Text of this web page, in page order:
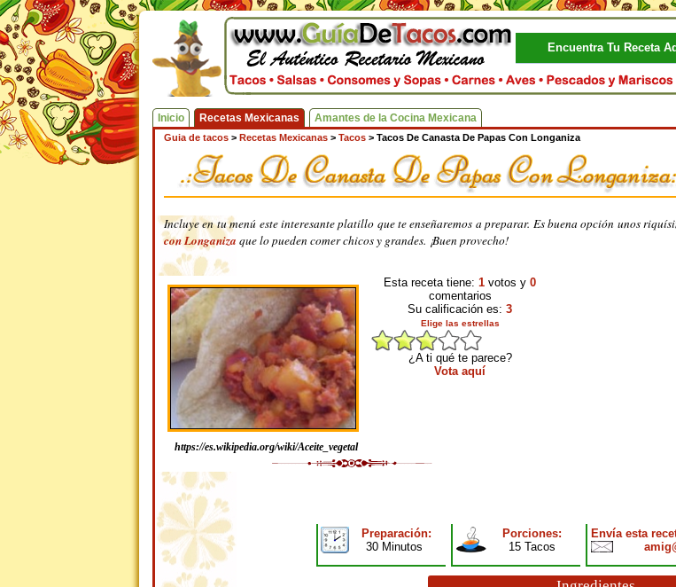
Encuentra Tu Receta
Inicio Recetas Mexicanas Amantes de la Cocina Mexicana
Guia de tacos > Recetas Mexicanas > Tacos > Tacos De Canasta De Papas Con Longaniza
Incluye en tu menú este interesante platillo que te enseñaremos a preparar. Es buena opción unos
con Longaniza que lo pueden comer chicos y grandes. ¡Buen provecho!
https://es.wikipedia.org/wiki/Aceite_vegetal
Esta receta tiene: 1 votos y 0
comentarios
Su calificación es: 3
Elige las estrellas
¿A ti qué te parece?
Vota aquí
Preparación:
30 Minutos
Porciones:
15 Tacos
Envía esta